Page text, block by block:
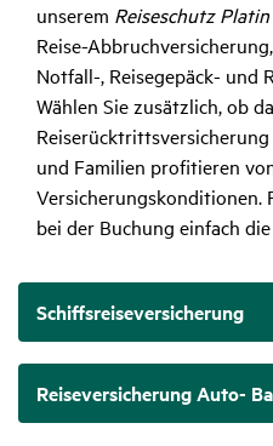
unserem Reiseschutz Platin
Reise-
Notfall-, Reisegepäck- und
Wählen Sie zusätzlich, ob
und Familien profitieren
Versicherungskonditionen.
bei der Buchung einfach
Schiffsreiseversicherung
Reiseversicherung Auto-